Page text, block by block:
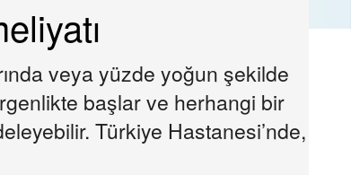
veya yüzde yoğun şekilde
başlar ve herhangi bir
Türkiye Hastanesi’nde,